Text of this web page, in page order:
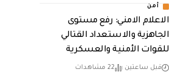
أمن
الاعلام الامني: رفع مستوى
الجاهزية والاستعداد القتالي
للقوات الأمنية والعسكرية
قبل ساعتين 22 مشاهدات